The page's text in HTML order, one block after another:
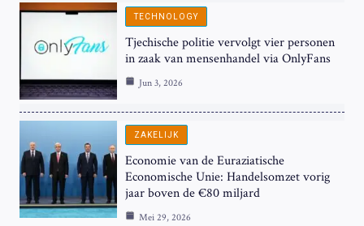
TECHNOLOGY
Tjechische politie vervolgt vier personen
in zaak van mensenhandel via OnlyFans
Jun 3, 2026
ZAKELIJK
Economie van de Euraziatische
Economische Unie: Handelsomzet vorig
jaar boven de €80 miljard
Mei 29, 2026